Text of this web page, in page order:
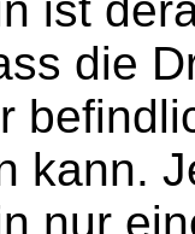
die
kann.
nur